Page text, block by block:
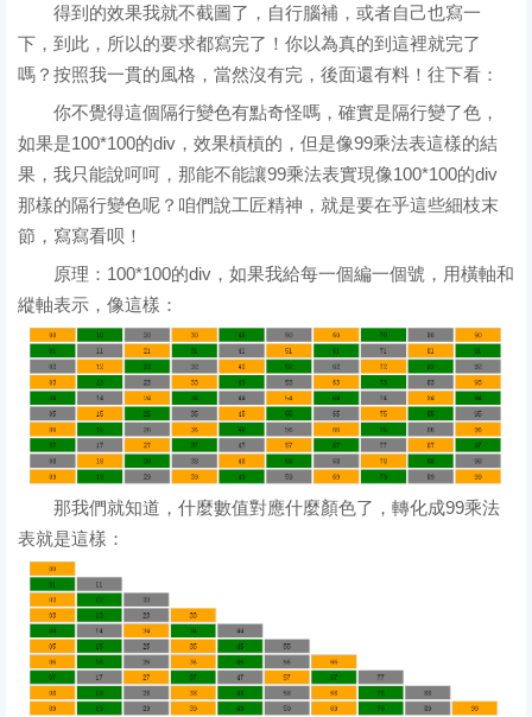
//鼠標移入
oDiv[i].onmouseover = function(){
//第一種寫法，可以獲取行內樣式（用style包起來的），也
//var defaultBg = getStyle(this,'background-
//第二種寫法，只能獲取style包起來的行內樣式，值沒有經
var defaultBg = this.style.backgroundColor; //這裡
this.style.backgroundColor = 'red';
this.onmouseout = function(){
this.style.backgroundColor = defaultBg;
}
}
}
//這裡是獲取元素的樣式值，兼容性寫法
function getStyle(obj,attr){
if(obj.currentStyle){
return obj.currentStyle[attr];
}else{
return getComputedStyle(obj,false)[attr];
}
}
得到的效果我就不截圖了，自行腦補，或者自己也寫一
下，到此，所以的要求都寫完了！你以為真的到這裡就完了
嗎？按照我一貫的風格，當然沒有完，後面還有料！往下看：
你不覺得這個隔行變色有點奇怪嗎，確實是隔行變了色，
如果是100*100的div，效果槓槓的，但是像99乘法表這樣的結
果，我只能說呵呵，那能不能讓99乘法表實現像100*100的div
那樣的隔行變色呢？咱們說工匠精神，就是要在乎這些細枝末
節，寫寫看呗！
原理：100*100的div，如果我給每一個編一個號，用橫軸和
縱軸表示，像這樣：
那我們就知道，什麼數值對應什麼顏色了，轉化成99乘法
表就是這樣：